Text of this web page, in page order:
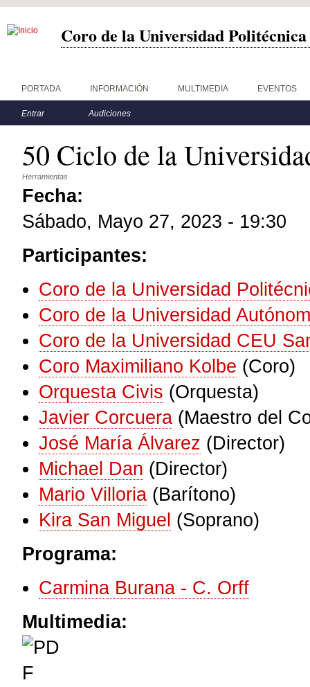
Coro de la Universidad
Menú principal
PORTADA INFORMACIÓN MULTIMEDIA EVENTOS
Menú secundario
Entrar Audiciones
50 Ciclo de la
Herramientas
Fecha:
Sábado, Mayo 27, 2023 - 19:30
Participantes:
Coro de la Universidad
Coro de la Universidad
Coro de la Universidad CEU
Coro Maximiliano Kolbe (Coro)
Orquesta Civis (Orquesta)
Javier Corcuera (Maestro del
José María Álvarez (Director)
Michael Dan (Director)
Mario Villoria (Barítono)
Kira San Miguel (Soprano)
Programa:
Carmina Burana - C. Orff
Multimedia: